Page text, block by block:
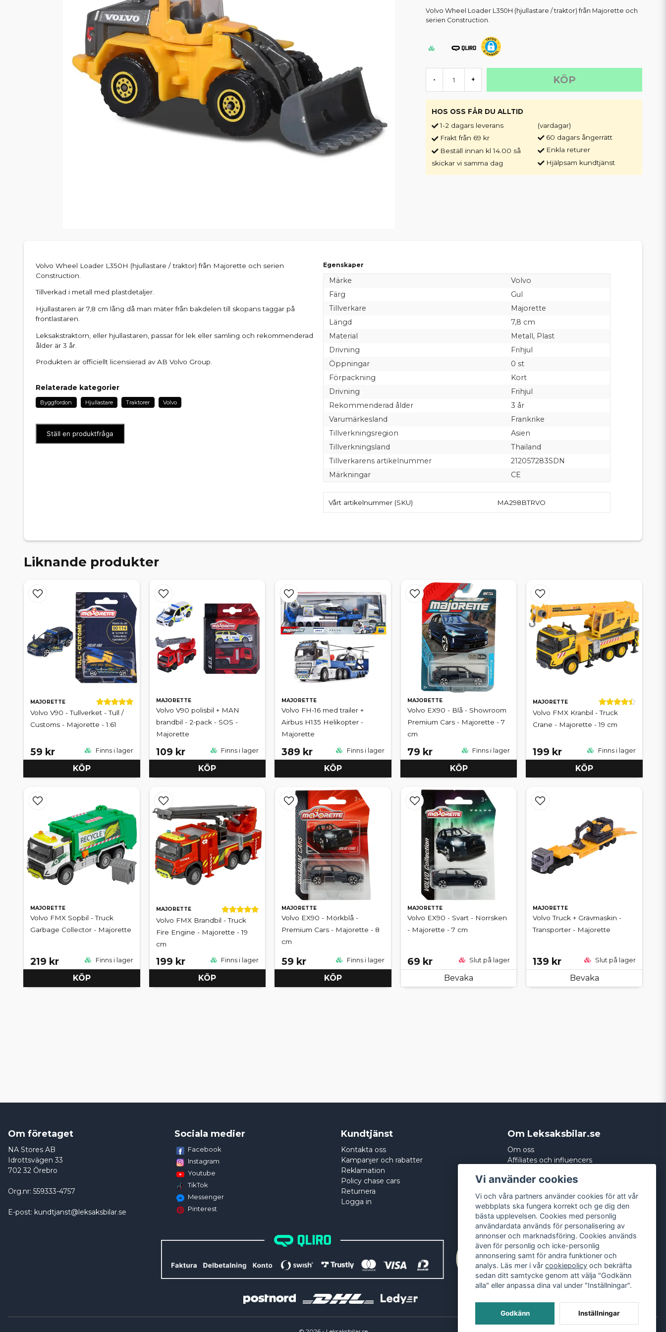
Volvo Wheel Loader L350H (hjullastare / traktor) från Majorette och
serien Construction.
- + KÖP
HOS OSS FÅR DU ALLTID
1-2 dagars leverans
Frakt från 69 kr
Beställ innan kl 14.00 så
skickar vi samma dag
(vardagar)
60 dagars ångerrätt
Enkla returer
Hjälpsam kundtjänst
Volvo Wheel Loader L350H (hjullastare / traktor) från Majorette och serien
Construction.
Tillverkad i metall med plastdetaljer.
Hjullastaren är 7,8 cm lång då man mäter från bakdelen till skopans taggar på
frontlastaren.
Leksakstraktorn, eller hjullastaren, passar för lek eller samling och rekommenderad
ålder är 3 år.
Produkten är officiellt licensierad av AB Volvo Group.
Relaterade kategorier
Byggfordon Hjullastare Traktorer Volvo
Ställ en produktfråga
Egenskaper
Märke
Volvo
Färg
Gul
Tillverkare
Majorette
Längd
7,8 cm
Material
Metall, Plast
Drivning
Frihjul
Öppningar
0 st
Förpackning
Kort
Drivning
Frihjul
Rekommenderad ålder
3 år
Varumärkesland
Frankrike
Tillverkningsregion
Asien
Tillverkningsland
Thailand
Tillverkarens artikelnummer
212057283SDN
Märkningar
CE
Vårt artikelnummer (SKU) MA298BTRVO
Liknande produkter
MAJORETTE
Volvo V90 - Tullverket - Tull /
Customs - Majorette - 1:61
59 kr Finns i lager
KÖP
MAJORETTE
Volvo V90 polisbil + MAN
brandbil - 2-pack - SOS -
Majorette
109 kr Finns i lager
KÖP
MAJORETTE
Volvo FH-16 med trailer +
Airbus H135 Helikopter -
Majorette
389 kr Finns i lager
KÖP
MAJORETTE
Volvo EX90 - Blå - Showroom
Premium Cars - Majorette - 7
cm
79 kr Finns i lager
KÖP
MAJORETTE
Volvo FMX Kranbil - Truck
Crane - Majorette - 19 cm
199 kr Finns i lager
KÖP
MAJORETTE
Volvo FMX Sopbil - Truck
Garbage Collector - Majorette
219 kr Finns i lager
KÖP
MAJORETTE
Volvo FMX Brandbil - Truck
Fire Engine - Majorette - 19
cm
199 kr Finns i lager
KÖP
MAJORETTE
Volvo EX90 - Mörkblå -
Premium Cars - Majorette - 8
cm
59 kr Finns i lager
KÖP
MAJORETTE
Volvo EX90 - Svart - Norrsken
- Majorette - 7 cm
69 kr Slut på lager
Bevaka
MAJORETTE
Volvo Truck + Grävmaskin -
Transporter - Majorette
139 kr Slut på lager
Bevaka
Om företaget
NA Stores AB
Idrottsvägen 33
702 32 Örebro
Org.nr: 559333-4757
E-post: kundtjanst@leksaksbilar.se
Sociala medier
Facebook
Instagram
Youtube
TikTok
Messenger
Pinterest
Kundtjänst
Kontakta oss
Kampanjer och rabatter
Reklamation
Policy chase cars
Returnera
Logga in
Om Leksaksbilar.se
Om oss
Affiliates och influencers
Integritetspolicy
Vi använder cookies
Vi och våra partners använder cookies för att vår
webbplats ska fungera korrekt och ge dig den
bästa upplevelsen. Cookies med personlig
användardata används för personalisering av
annonser och marknadsföring. Cookies används
även för personlig och icke-personlig
annonsering samt för andra funktioner och
analys. Läs mer i vårcookiepolicy och bekräfta
sedan ditt samtycke genom att välja "Godkänn
alla" eller anpassa dina val under "Inställningar".
Godkänn Inställningar